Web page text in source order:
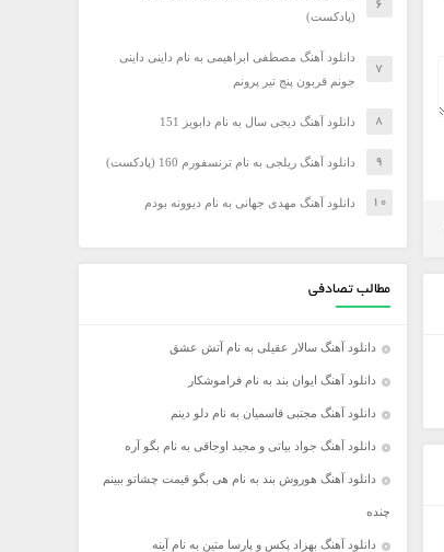
(پادکست)
دانلود آهنگ مصطفی ابراهیمی به نام داینی داینی
جونم قربون پنج تیر پرونم
دانلود آهنگ دیجی سال به نام دابویز 151
دانلود آهنگ ریلجی به نام ترنسفورم 160 (پادکست)
دانلود آهنگ مهدی جهانی به نام دیوونه بودم
مطالب تصادفی
دانلود آهنگ سالار عقیلی به نام آتش عشق
دانلود آهنگ ایوان بند به نام فراموشکار
دانلود آهنگ مجتبی قاسمیان به نام دلو دینم
دانلود آهنگ جواد بیاتی و مجید اوجاقی به نام بگو آره
دانلود آهنگ هوروش بند به نام هی بگو قیمت چشاتو ببینم
چنده
دانلود آهنگ بهزاد پکس و پارسا متین به نام آینه